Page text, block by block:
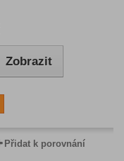
Zobrazit
Přidat k porovnání